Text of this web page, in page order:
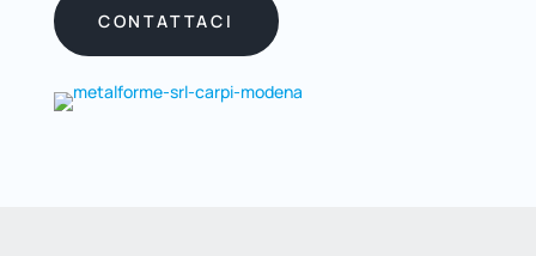
CONTATTACI